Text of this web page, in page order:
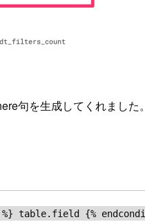
句を生成してくれました。
table.field {%